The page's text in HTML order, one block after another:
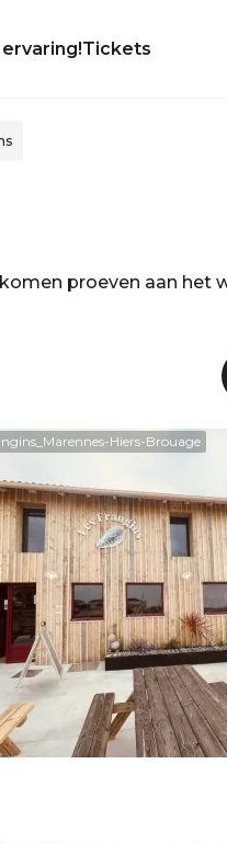
Tickets
proeven aan het
Hiers-Brouage